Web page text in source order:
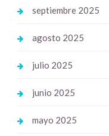
septiembre 2025
agosto 2025
julio 2025
junio 2025
mayo 2025